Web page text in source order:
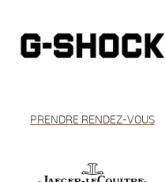
PRENDRE RENDEZ-VOUS